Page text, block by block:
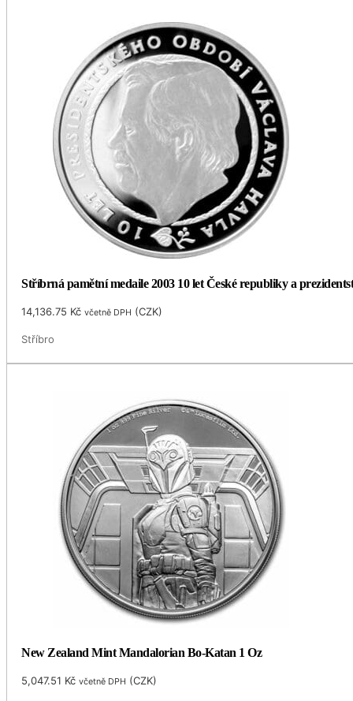
Stříbrná pamětní medaile 2003 10 let České republiky a
14,136.75 Kč včetně DPH (CZK)
Stříbro
New Zealand Mint Mandalorian Bo-Katan 1 Oz
5,047.51 Kč včetně DPH (CZK)